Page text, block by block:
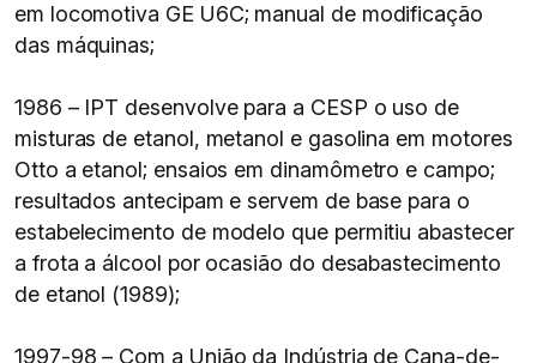
em locomotiva GE U6C; manual de modificação
das máquinas;
1986 – IPT desenvolve para a CESP o uso de
misturas de etanol, metanol e gasolina em motores
Otto a etanol; ensaios em dinamômetro e campo;
resultados antecipam e servem de base para o
estabelecimento de modelo que permitiu abastecer
a frota a álcool por ocasião do desabastecimento
de etanol (1989);
1997-98 – Com a União da Indústria de Cana-de-